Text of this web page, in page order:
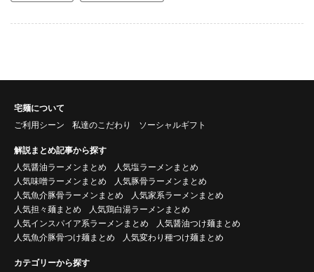
宅麺について
ご利用シーン
私達のこだわり ソーシャルギフト
解説まとめ記事から探す
人気醤油ラーメンまとめ
人気塩ラーメンまとめ
人気味噌ラーメンまとめ
人気豚骨ラーメンまとめ
人気魚介豚骨ラーメンまとめ
人気家系ラーメンまとめ
人気担々麺まとめ
人気鶏白湯ラーメンまとめ
人気インスパイア系ラーメンまとめ
人気醤油つけ麺まとめ
人気魚介豚骨つけ麺まとめ
人気変わり種つけ麺まとめ
カテゴリーから探す